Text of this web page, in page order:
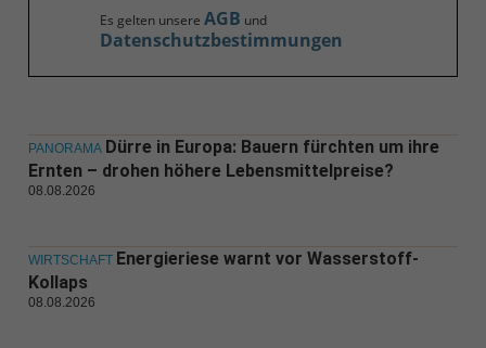
Es gelten unsere AGB und
Datenschutzbestimmungen
PANORAMA Dürre in Europa: Bauern fürchten um ihre
Ernten – drohen höhere Lebensmittelpreise?
08.08.2026
WIRTSCHAFT Energieriese warnt vor Wasserstoff-
Kollaps
08.08.2026